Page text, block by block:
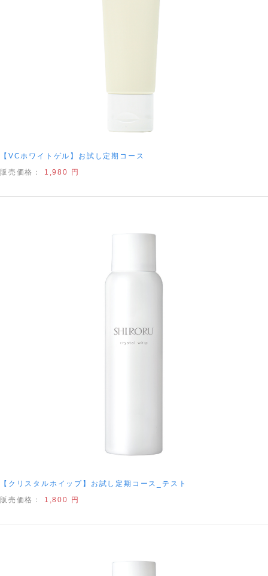
【VCホワイトゲル】お試し定期コース
販売価格： 1,980 円
【クリスタルホイップ】お試し定期コース_テスト
販売価格： 1,800 円